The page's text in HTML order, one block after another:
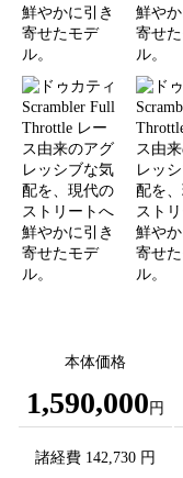
本体価格
1,590,000 円
諸経費 142,730 円